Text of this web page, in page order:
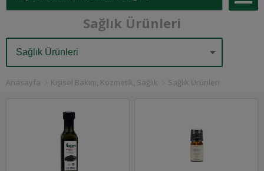
Sağlık Ürünleri
Anasayfa Kişisel Bakım, Kozmetik, Sağlık Sağlık Ürünleri